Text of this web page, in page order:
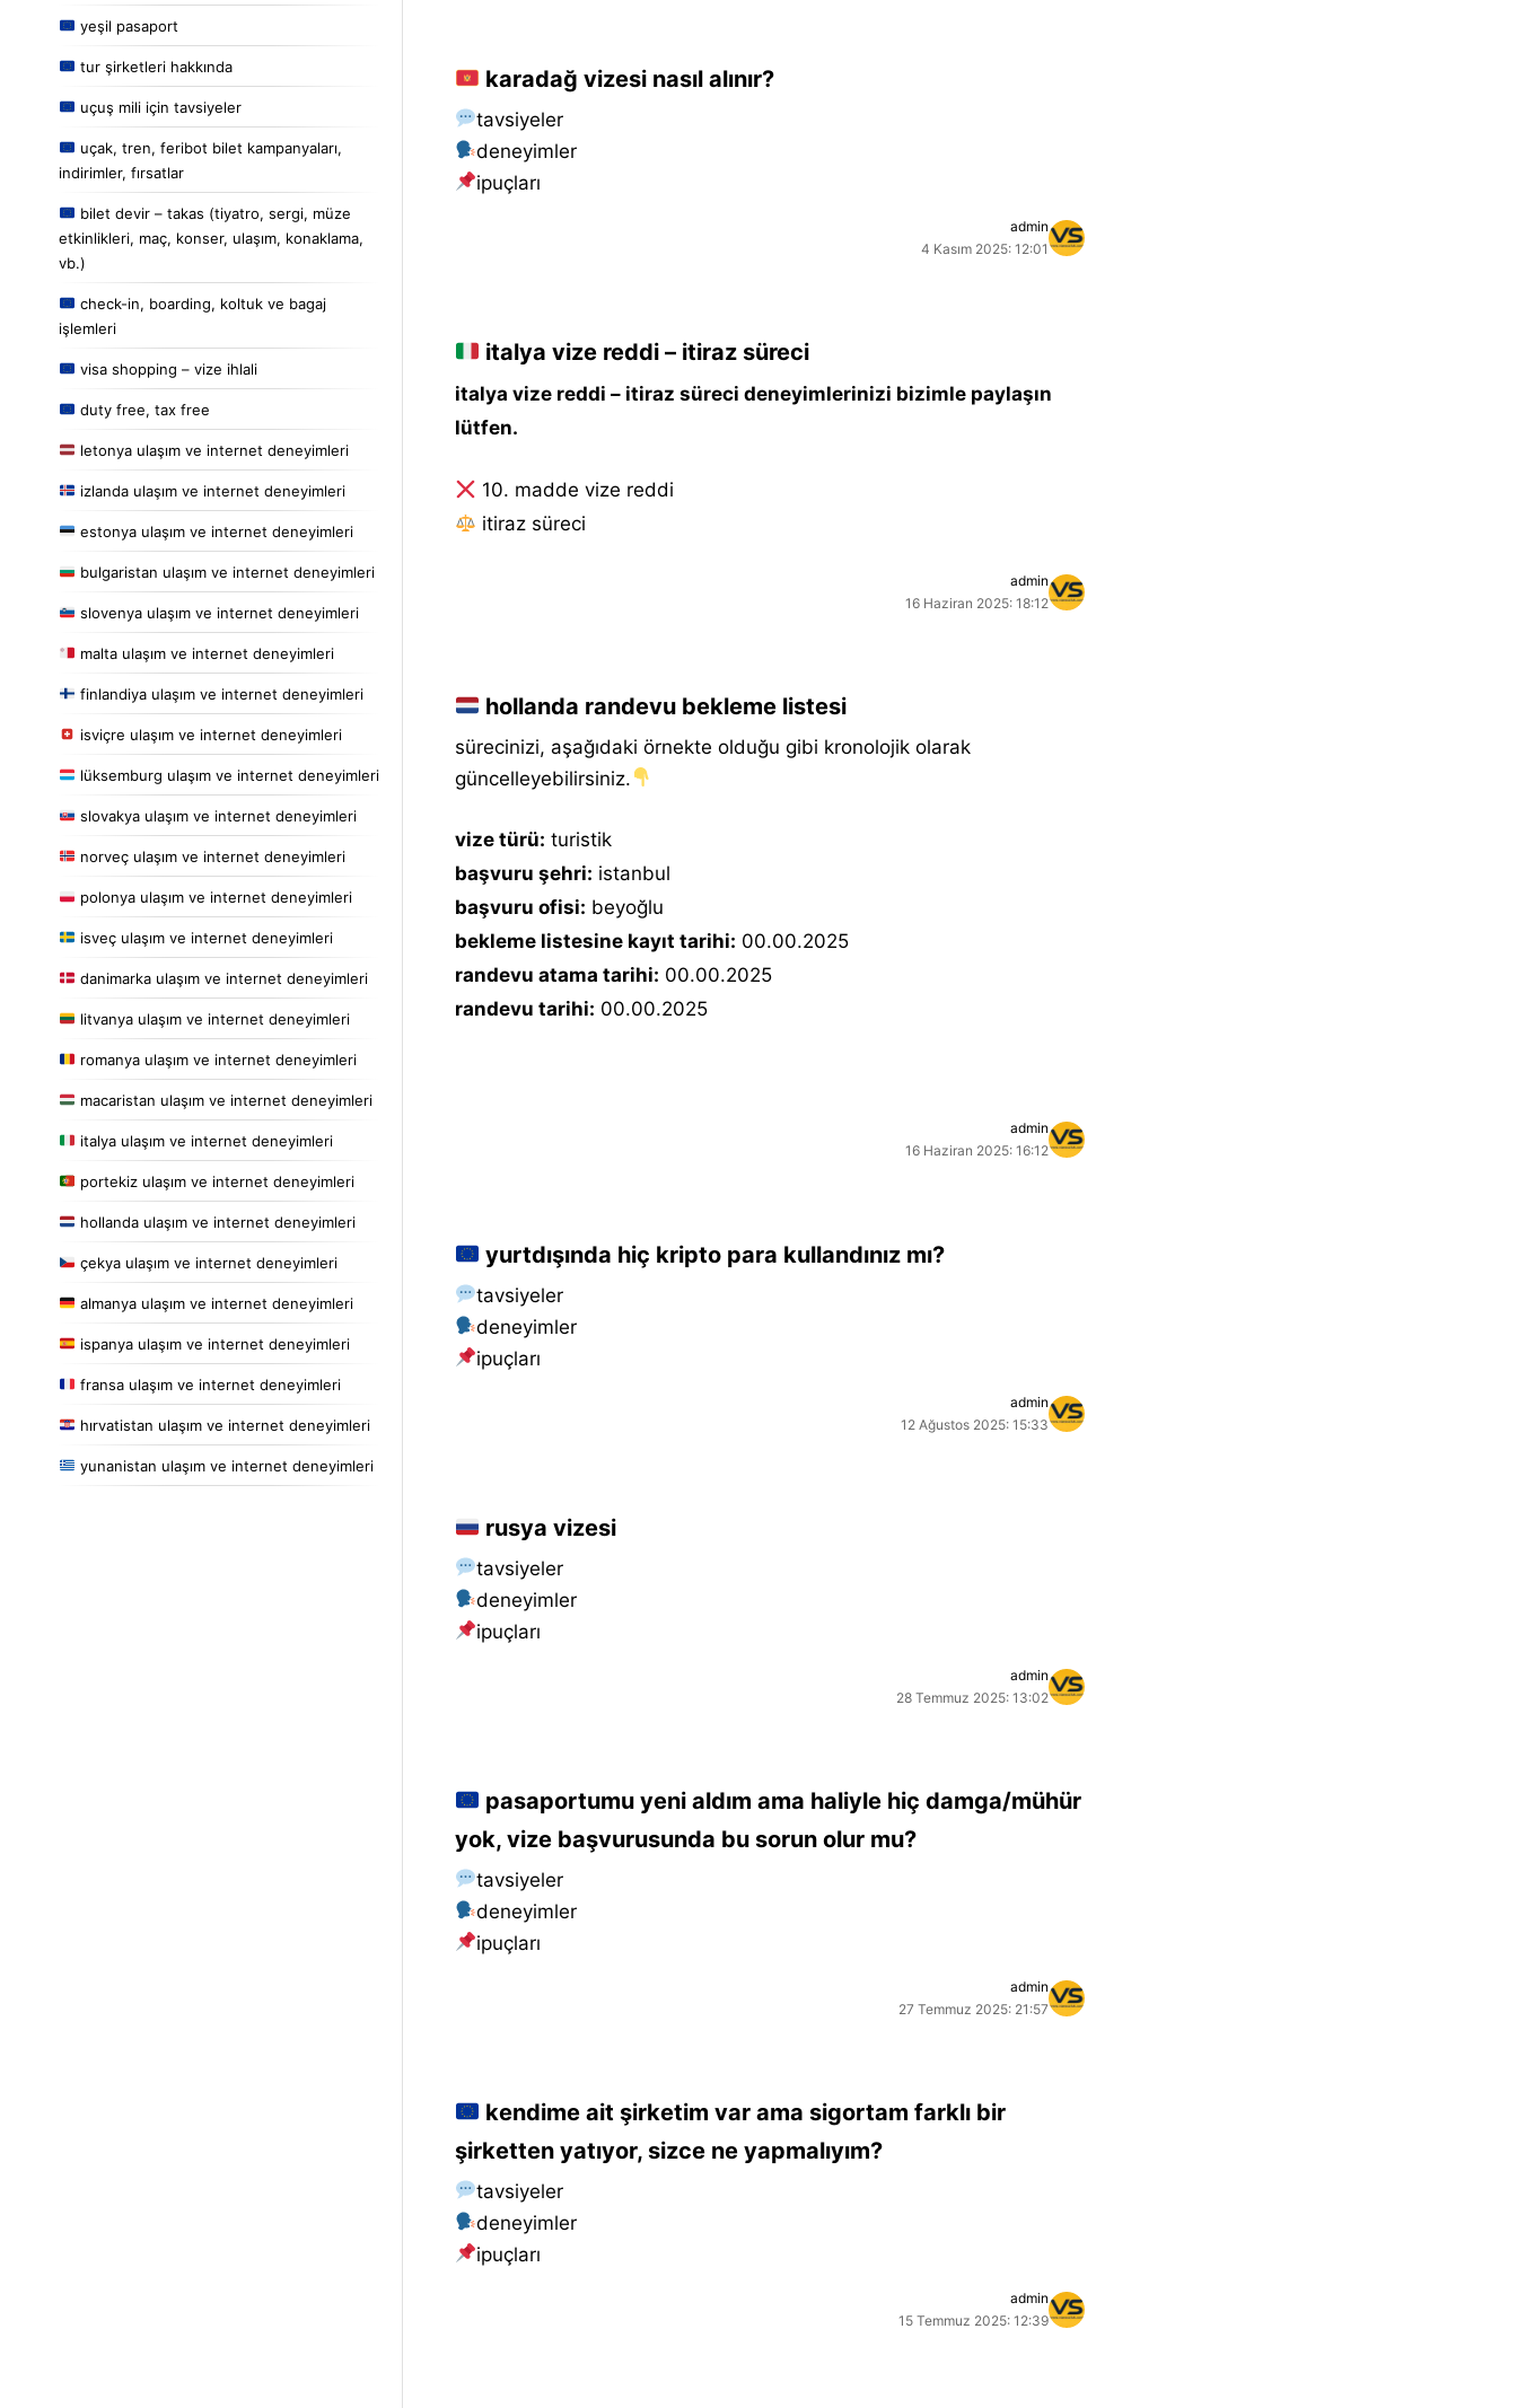
yeşil pasaport
tur şirketleri hakkında
uçuş mili için tavsiyeler
uçak, tren, feribot bilet kampanyaları,
indirimler, fırsatlar
bilet devir – takas (tiyatro, sergi, müze
etkinlikleri, maç, konser, ulaşım, konaklama,
vb.)
check-in, boarding, koltuk ve bagaj
işlemleri
visa shopping – vize ihlali
duty free, tax free
letonya ulaşım ve internet deneyimleri
izlanda ulaşım ve internet deneyimleri
estonya ulaşım ve internet deneyimleri
bulgaristan ulaşım ve internet deneyimleri
slovenya ulaşım ve internet deneyimleri
malta ulaşım ve internet deneyimleri
finlandiya ulaşım ve internet deneyimleri
isviçre ulaşım ve internet deneyimleri
lüksemburg ulaşım ve internet deneyimleri
slovakya ulaşım ve internet deneyimleri
norveç ulaşım ve internet deneyimleri
polonya ulaşım ve internet deneyimleri
isveç ulaşım ve internet deneyimleri
danimarka ulaşım ve internet deneyimleri
litvanya ulaşım ve internet deneyimleri
romanya ulaşım ve internet deneyimleri
macaristan ulaşım ve internet deneyimleri
italya ulaşım ve internet deneyimleri
portekiz ulaşım ve internet deneyimleri
hollanda ulaşım ve internet deneyimleri
çekya ulaşım ve internet deneyimleri
almanya ulaşım ve internet deneyimleri
ispanya ulaşım ve internet deneyimleri
fransa ulaşım ve internet deneyimleri
hırvatistan ulaşım ve internet deneyimleri
yunanistan ulaşım ve internet deneyimleri
karadağ vizesi nasıl alınır?
tavsiyeler
deneyimler
i̇puçları
admin
4 Kasım 2025: 12:01
italya vize reddi – itiraz süreci
italya vize reddi – itiraz süreci deneyimlerinizi bizimle paylaşın
lütfen.
10. madde vize reddi
i̇tiraz süreci
admin
16 Haziran 2025: 18:12
hollanda randevu bekleme listesi
sürecinizi, aşağıdaki örnekte olduğu gibi kronolojik olarak
güncelleyebilirsiniz.
vize türü: turistik
başvuru şehri: istanbul
başvuru ofisi: beyoğlu
bekleme listesine kayıt tarihi: 00.00.2025
randevu atama tarihi: 00.00.2025
randevu tarihi: 00.00.2025
admin
16 Haziran 2025: 16:12
yurtdışında hiç kripto para kullandınız mı?
tavsiyeler
deneyimler
i̇puçları
admin
12 Ağustos 2025: 15:33
rusya vizesi
tavsiyeler
deneyimler
i̇puçları
admin
28 Temmuz 2025: 13:02
pasaportumu yeni aldım ama haliyle hiç damga/mühür
yok, vize başvurusunda bu sorun olur mu?
tavsiyeler
deneyimler
i̇puçları
admin
27 Temmuz 2025: 21:57
kendime ait şirketim var ama sigortam farklı bir
şirketten yatıyor, sizce ne yapmalıyım?
tavsiyeler
deneyimler
i̇puçları
admin
15 Temmuz 2025: 12:39